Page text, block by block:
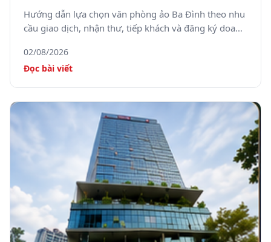
tâm Hà Nội
Hướng dẫn lựa chọn văn phòng ảo Ba Đình theo nhu
cầu giao dịch, nhận thư, tiếp khách và đăng ký doanh
02/08/2026
Đọc bài viết